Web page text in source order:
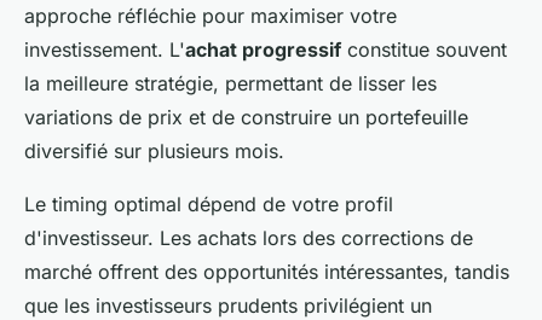
approche réfléchie pour maximiser votre
investissement. L'achat progressif constitue souvent
la meilleure stratégie, permettant de lisser les
variations de prix et de construire un portefeuille
diversifié sur plusieurs mois.
Le timing optimal dépend de votre profil
d'investisseur. Les achats lors des corrections de
marché offrent des opportunités intéressantes, tandis
que les investisseurs prudents privilégient un